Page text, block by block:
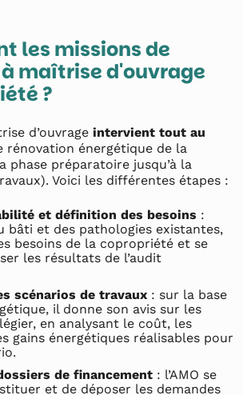
les missions de
maîtrise d'ouvrage
?
d’ouvrage intervient tout au
rénovation énergétique de la
phase préparatoire jusqu’à la
Voici les différentes étapes :
et définition des besoins :
bâti et des pathologies existantes,
besoins de la copropriété et se
les résultats de l’audit
scénarios de travaux : sur la base
il donne son avis sur les
en analysant le coût, les
gains énergétiques réalisables pour
de financement : l’AMO se
et de déposer les demandes